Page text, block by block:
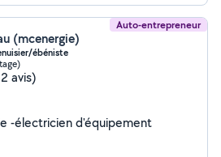
Auto-entrepreneur
(mcenergie)
ébéniste
avis)
-électricien d'équipement